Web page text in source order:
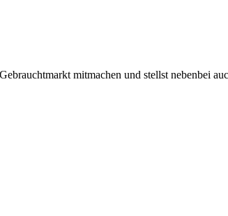
mitmachen und stellst nebenbei